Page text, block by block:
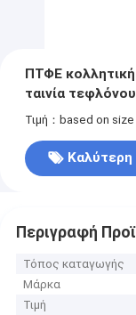
ΠΤΦΕ
ταινία
Τιμή：based on
Καλύτερη
Περιγραφή
Τόπος καταγωγής
Μάρκα
Τιμή